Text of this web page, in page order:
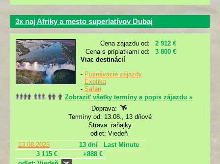
3x naj Afriky a mesto superlatívov Dubaj
Cena zájazdu od:
2 912 €
Cena s príplatkami od:
3 800 €
Viac destinácií
- Poznávacie zájazdy
- Exotika
- Safari
Zobraziť všetky termíny a popis zájazdu »
Doprava:
Termíny od: 13.08., 13 dňové
Strava: raňajky
odlet: Viedeň
13.08.2026
13 dní
Last Minute
3 115 €
+888 €